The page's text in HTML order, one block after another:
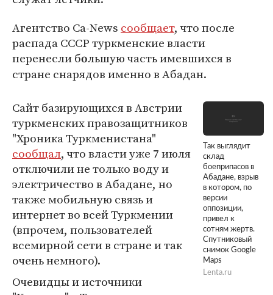
Агентство Ca-News сообщает, что после
распада СССР туркменские власти
перенесли большую часть имевшихся в
стране снарядов именно в Абадан.
Так выглядит
склад
боеприпасов в
Абадане, взрыв
в котором, по
версии
оппозиции,
привел к
сотням жертв.
Спутниковый
снимок Google
Maps
Lenta.ru
Сайт базирующихся в Австрии
туркменских правозащитников
"Хроника Туркменистана"
сообщал, что власти уже 7 июля
отключили не только воду и
электричество в Абадане, но
также мобильную связь и
интернет во всей Туркмении
(впрочем, пользователей
всемирной сети в стране и так
очень немного).
Очевидцы и источники